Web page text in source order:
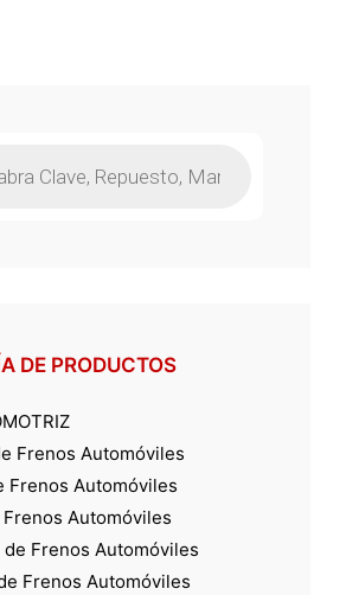
DE PRODUCTOS
Frenos Automóviles
Frenos Automóviles
Automóviles
de Frenos Automóviles
Frenos Automóviles